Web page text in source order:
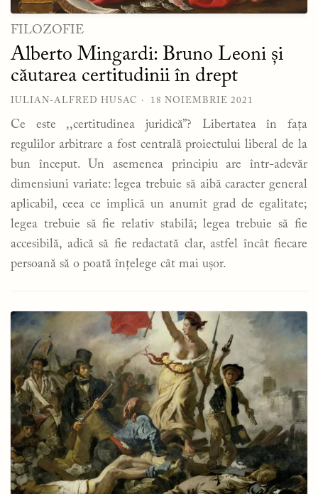
FILOZOFIE
Alberto Mingardi: Bruno Leoni și
căutarea certitudinii în drept
IULIAN-ALFRED HUSAC 18 NOIEMBRIE 2021
Ce este ,,certitudinea juridică”? Libertatea în fața
regulilor arbitrare a fost centrală proiectului liberal de la
bun început. Un asemenea principiu are într-adevăr
dimensiuni variate: legea trebuie să aibă caracter general
aplicabil, ceea ce implică un anumit grad de egalitate;
legea trebuie să fie relativ stabilă; legea trebuie să fie
accesibilă, adică să fie redactată clar, astfel încât fiecare
persoană să o poată înțelege cât mai ușor.